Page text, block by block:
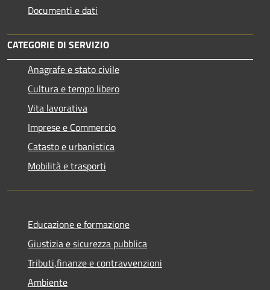
Documenti e dati
CATEGORIE DI SERVIZIO
Anagrafe e stato civile
Cultura e tempo libero
Vita lavorativa
Imprese e Commercio
Catasto e urbanistica
Mobilità e trasporti
Educazione e formazione
Giustizia e sicurezza pubblica
Tributi,finanze e contravvenzioni
Ambiente